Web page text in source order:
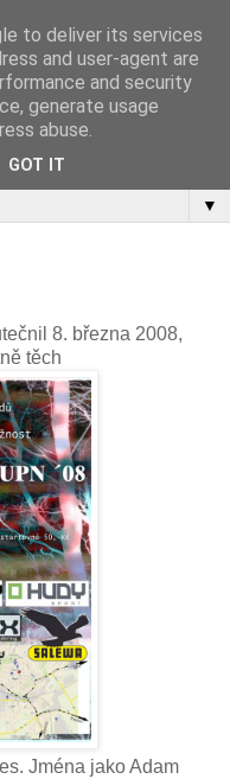
▼
8. března 2008,
těch
Jména jako Adam
to deliver its services
and user-agent are
and security
generate usage
abuse.
GOT IT